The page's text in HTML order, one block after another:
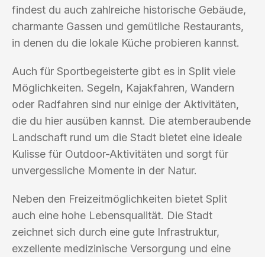
findest du auch zahlreiche historische Gebäude,
charmante Gassen und gemütliche Restaurants,
in denen du die lokale Küche probieren kannst.
Auch für Sportbegeisterte gibt es in Split viele
Möglichkeiten. Segeln, Kajakfahren, Wandern
oder Radfahren sind nur einige der Aktivitäten,
die du hier ausüben kannst. Die atemberaubende
Landschaft rund um die Stadt bietet eine ideale
Kulisse für Outdoor-Aktivitäten und sorgt für
unvergessliche Momente in der Natur.
Neben den Freizeitmöglichkeiten bietet Split
auch eine hohe Lebensqualität. Die Stadt
zeichnet sich durch eine gute Infrastruktur,
exzellente medizinische Versorgung und eine